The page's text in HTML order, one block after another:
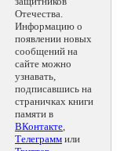
Отечества.
Информацию о
появлении новых
сообщений на
сайте можно
узнавать,
подписавшись на
страничках книги
памяти в
ВКонтакте,
Телеграмм или